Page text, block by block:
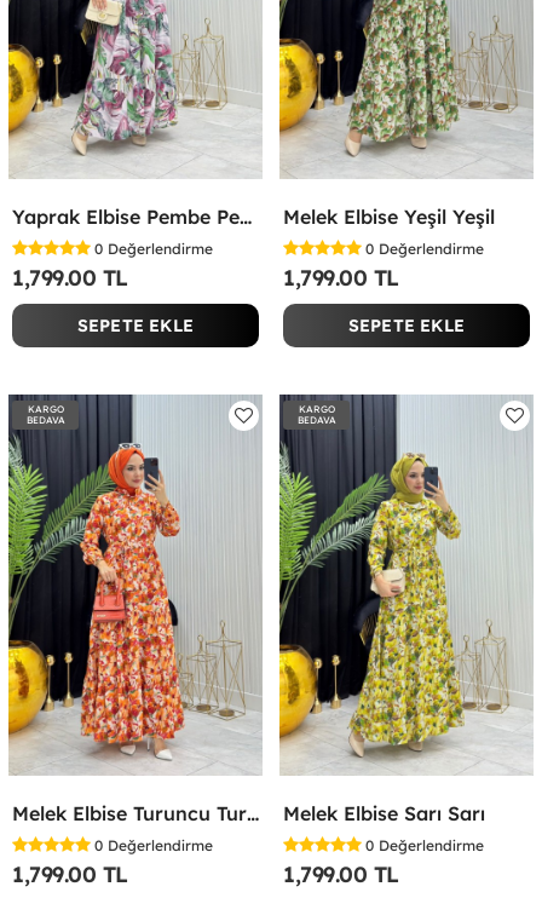
Yaprak Elbise Pembe Pembe
0 Değerlendirme
1,799.00 TL
SEPETE EKLE
Melek Elbise Yeşil Yeşil
0 Değerlendirme
1,799.00 TL
SEPETE EKLE
KARGO
BEDAVA
Melek Elbise Turuncu Turuncu
0 Değerlendirme
1,799.00 TL
KARGO
BEDAVA
Melek Elbise Sarı Sarı
0 Değerlendirme
1,799.00 TL